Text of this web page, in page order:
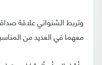
وتربط الشنواني علاقة
معهما في العديد من